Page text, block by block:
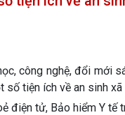
công nghệ, đổi mới
số tiện ích về an sinh
điện tử, Bảo hiểm Y tế